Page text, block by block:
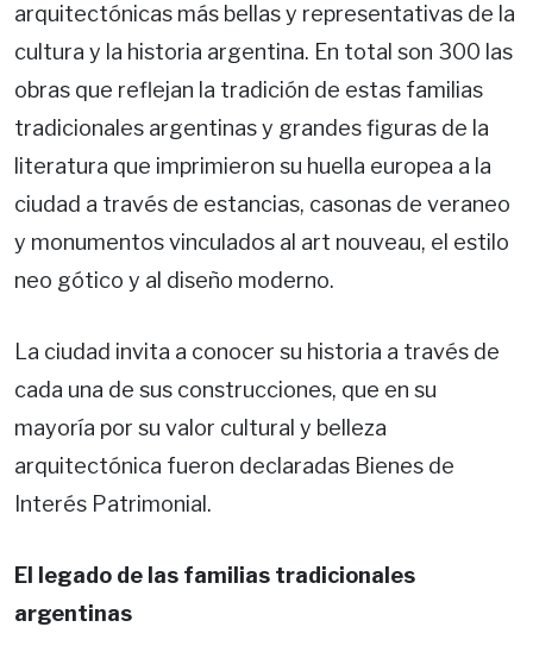
arquitectónicas más bellas y representativas de la
cultura y la historia argentina. En total son 300 las
obras que reflejan la tradición de estas familias
tradicionales argentinas y grandes figuras de la
literatura que imprimieron su huella europea a la
ciudad a través de estancias, casonas de veraneo
y monumentos vinculados al art nouveau, el estilo
neo gótico y al diseño moderno.
La ciudad invita a conocer su historia a través de
cada una de sus construcciones, que en su
mayoría por su valor cultural y belleza
arquitectónica fueron declaradas Bienes de
Interés Patrimonial.
El legado de las familias tradicionales
argentinas